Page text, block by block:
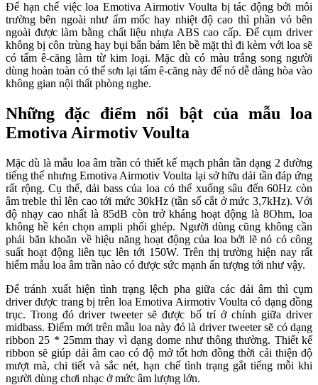
Để hạn chế việc loa Emotiva Airmotiv Voulta bị tác động bởi môi
trường bên ngoài như ẩm mốc hay nhiệt độ cao thì phần vỏ bên
ngoài được làm bằng chất liệu nhựa ABS cao cấp. Để cụm driver
không bị côn trùng hay bụi bẩn bám lên bề mặt thì đi kèm với loa sẽ
có tấm ê-căng làm từ kim loại. Mặc dù có màu trắng song người
dùng hoàn toàn có thể sơn lại tấm ê-căng này để nó dễ dàng hòa vào
không gian nội thất phòng nghe.
Những đặc điểm nổi bật của mẫu loa
Emotiva Airmotiv Voulta
Mặc dù là mẫu loa âm trần có thiết kế mạch phân tần dạng 2 đường
tiếng thế nhưng Emotiva Airmotiv Voulta lại sở hữu dải tần đáp ứng
rất rộng. Cụ thể, dải bass của loa có thể xuống sâu đến 60Hz còn
âm treble thì lên cao tới mức 30kHz (tần số cắt ở mức 3,7kHz). Với
độ nhạy cao nhất là 85dB còn trở kháng hoạt động là 8Ohm, loa
không hề kén chọn ampli phối ghép. Người dùng cũng không cần
phải băn khoăn về hiệu năng hoạt động của loa bởi lẽ nó có công
suất hoạt động liên tục lên tới 150W. Trên thị trường hiện nay rất
hiếm mẫu loa âm trần nào có được sức mạnh ấn tượng tới như vậy.
Để tránh xuất hiện tình trạng lệch pha giữa các dải âm thì cụm
driver được trang bị trên loa Emotiva Airmotiv Voulta có dạng đồng
trục. Trong đó driver tweeter sẽ được bố trí ở chính giữa driver
midbass. Điểm mới trên mẫu loa này đó là driver tweeter sẽ có dạng
ribbon 25 * 25mm thay vì dạng dome như thông thường. Thiết kế
ribbon sẽ giúp dải âm cao có độ mở tốt hơn đồng thời cải thiện độ
mượt mà, chi tiết và sắc nét, hạn chế tình trạng gắt tiếng mỗi khi
người dùng chơi nhạc ở mức âm lượng lớn.